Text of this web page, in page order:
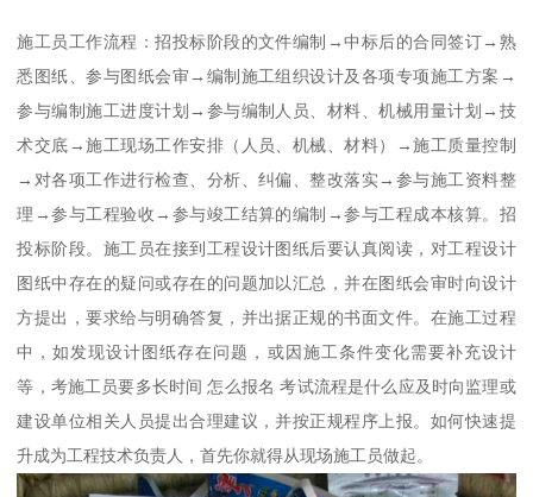
施工员工作流程：招投标阶段的文件编制→中标后的合同签订→熟
悉图纸、参与图纸会审→编制施工组织设计及各项专项施工方案→
参与编制施工进度计划→参与编制人员、材料、机械用量计划→技
术交底→施工现场工作安排（人员、机械、材料）→施工质量控制
→对各项工作进行检查、分析、纠偏、整改落实→参与施工资料整
理→参与工程验收→参与竣工结算的编制→参与工程成本核算。招
投标阶段。施工员在接到工程设计图纸后要认真阅读，对工程设计
图纸中存在的疑问或存在的问题加以汇总，并在图纸会审时向设计
方提出，要求给与明确答复，并出据正规的书面文件。在施工过程
中，如发现设计图纸存在问题，或因施工条件变化需要补充设计
等，考施工员要多长时间 怎么报名 考试流程是什么应及时向监理或
建设单位相关人员提出合理建议，并按正规程序上报。如何快速提
升成为工程技术负责人，首先你就得从现场施工员做起。